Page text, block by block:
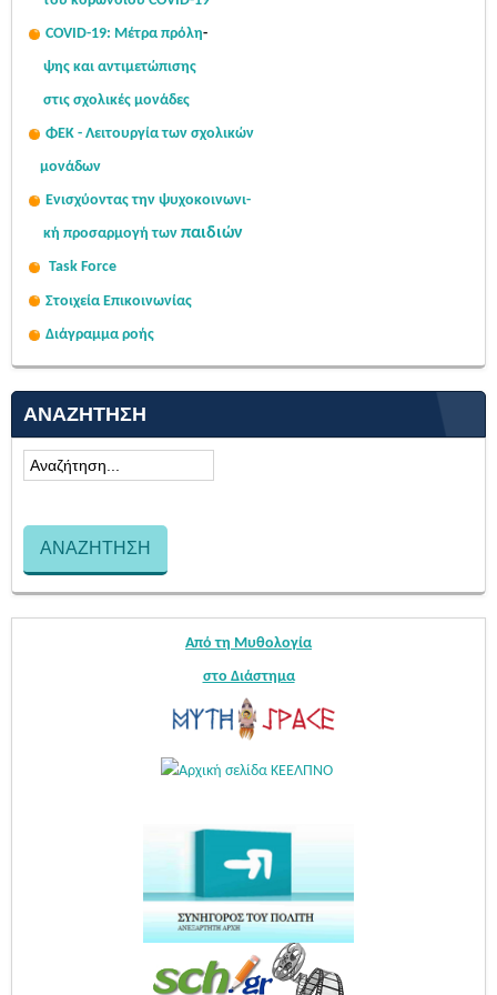
COVID-19: Μέτρα πρόλη-
ψης και αντιμετώπισης
στις σχολικές μονάδες
ΦΕΚ - Λειτουργία των σχολικών
μονάδων
Ενισχύοντας την ψυχοκοινωνι-
κή προσαρμογή των παιδιών
Task Force
Στοιχεία Επικοινωνίας
Διάγραμμα ροής
ΑΝΑΖΉΤΗΣΗ
Από τη Μυθολογία
στο Διάστημα